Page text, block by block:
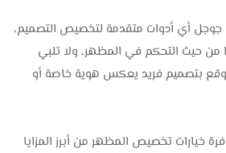
جوجل أي أدوات متقدمة لتخصيص التصميم،
من حيث التحكم في المظهر، ولا تلبي
بتصميم فريد يعكس هوية خاصة أو
خيارات تخصيص المظهر من أبرز المزايا